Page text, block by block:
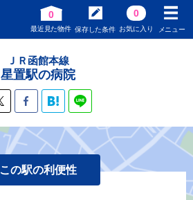
0
最近見た物件 保存した条件
0
お気に入り メニュー
ＪＲ函館本線
星置駅の病院
この駅の利便性